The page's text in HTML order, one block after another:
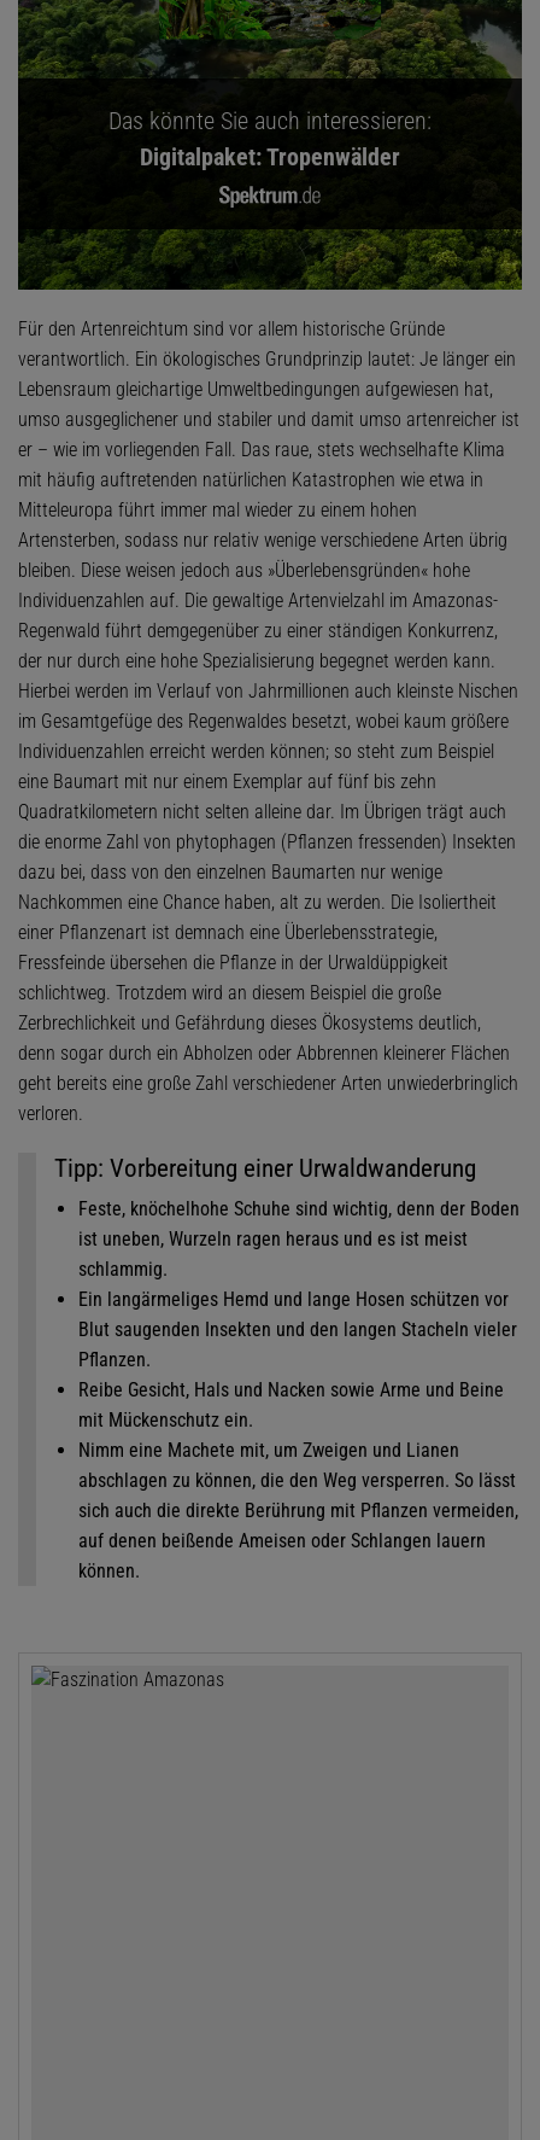
Das könnte Sie auch interessieren:
Digitalpaket: Tropenwälder
Für den Artenreichtum sind vor allem historische Gründe
verantwortlich. Ein ökologisches Grundprinzip lautet: Je länger ein
Lebensraum gleichartige Umweltbedingungen aufgewiesen hat,
umso ausgeglichener und stabiler und damit umso artenreicher ist
er – wie im vorliegenden Fall. Das raue, stets wechselhafte Klima
mit häufig auftretenden natürlichen Katastrophen wie etwa in
Mitteleuropa führt immer mal wieder zu einem hohen
Artensterben, sodass nur relativ wenige verschiedene Arten übrig
bleiben. Diese weisen jedoch aus »Überlebensgründen« hohe
Individuenzahlen auf. Die gewaltige Artenvielzahl im Amazonas-
Regenwald führt demgegenüber zu einer ständigen Konkurrenz,
der nur durch eine hohe Spezialisierung begegnet werden kann.
Hierbei werden im Verlauf von Jahrmillionen auch kleinste Nischen
im Gesamtgefüge des Regenwaldes besetzt, wobei kaum größere
Individuenzahlen erreicht werden können; so steht zum Beispiel
eine Baumart mit nur einem Exemplar auf fünf bis zehn
Quadratkilometern nicht selten alleine dar. Im Übrigen trägt auch
die enorme Zahl von phytophagen (Pflanzen fressenden) Insekten
dazu bei, dass von den einzelnen Baumarten nur wenige
Nachkommen eine Chance haben, alt zu werden. Die Isoliertheit
einer Pflanzenart ist demnach eine Überlebensstrategie,
Fressfeinde übersehen die Pflanze in der Urwaldüppigkeit
schlichtweg. Trotzdem wird an diesem Beispiel die große
Zerbrechlichkeit und Gefährdung dieses Ökosystems deutlich,
denn sogar durch ein Abholzen oder Abbrennen kleinerer Flächen
geht bereits eine große Zahl verschiedener Arten unwiederbringlich
verloren.
Tipp: Vorbereitung einer Urwaldwanderung
Feste, knöchelhohe Schuhe sind wichtig, denn der Boden
ist uneben, Wurzeln ragen heraus und es ist meist
schlammig.
Ein langärmeliges Hemd und lange Hosen schützen vor
Blut saugenden Insekten und den langen Stacheln vieler
Pflanzen.
Reibe Gesicht, Hals und Nacken sowie Arme und Beine
mit Mückenschutz ein.
Nimm eine Machete mit, um Zweigen und Lianen
abschlagen zu können, die den Weg versperren. So lässt
sich auch die direkte Berührung mit Pflanzen vermeiden,
auf denen beißende Ameisen oder Schlangen lauern
können.